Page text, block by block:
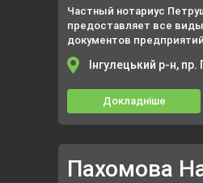
Частный нотариус
предоставляет все
документов
завещаний,
др.
Інгулецький р-н,
Докладніше
Пахомова